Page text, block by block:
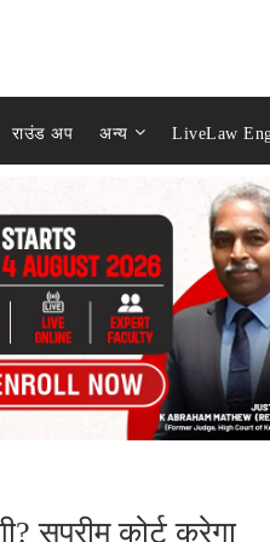
राउंड अप अन्य LiveLaw
सुप्रीम कोर्ट करेगा